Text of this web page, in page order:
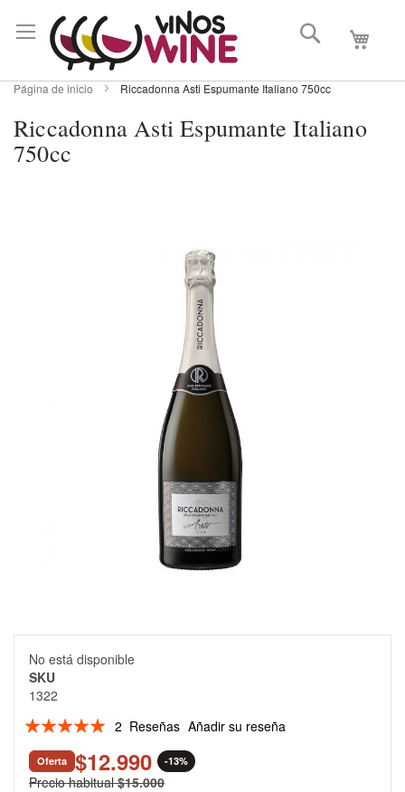
Mi
Buscar
Página de inicio Riccadonna Asti Espumante Italiano 750cc
Riccadonna Asti Espumante Italiano
750cc
the
beginning
the
images
gallery
No está disponible
SKU
1322
Valoración:
% of
2 Reseñas Añadir su reseña
Oferta $12.990 -13%
Precio habitual $15.000